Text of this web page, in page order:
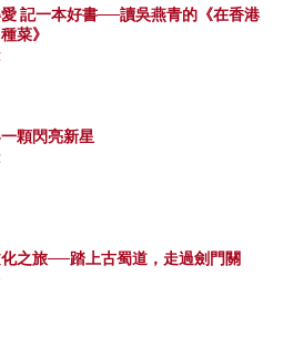
記一本好書──讀吳燕青的《在香港
菜》
顆閃亮新星
之旅──踏上古蜀道，走過劍門關